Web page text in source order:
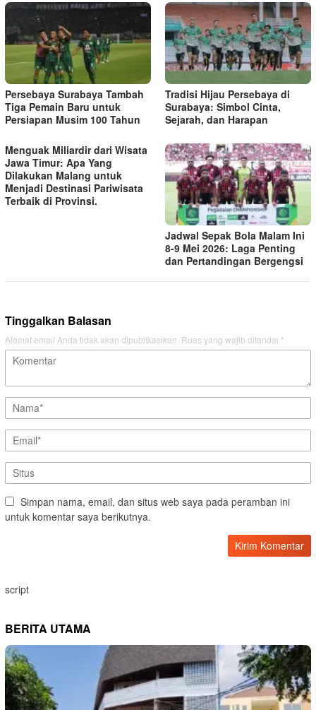
Persebaya Surabaya Tambah
Tiga Pemain Baru untuk
Persiapan Musim 100 Tahun
Tradisi Hijau Persebaya di
Surabaya: Simbol Cinta,
Sejarah, dan Harapan
Menguak Miliardir dari Wisata
Jawa Timur: Apa Yang
Dilakukan Malang untuk
Menjadi Destinasi Pariwisata
Terbaik di Provinsi.
Jadwal Sepak Bola Malam Ini
8-9 Mei 2026: Laga Penting
dan Pertandingan Bergengsi
Tinggalkan Balasan
Alamat email Anda tidak akan dipublikasikan. Ruas yang wajib ditandai *
Simpan nama, email, dan situs web saya pada peramban ini
untuk komentar saya berikutnya.
script
BERITA UTAMA